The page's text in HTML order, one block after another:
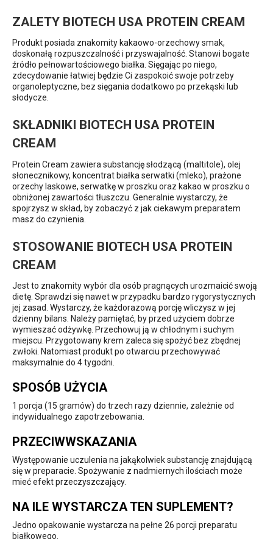
ZALETY BIOTECH USA PROTEIN CREAM
Produkt posiada znakomity kakaowo-orzechowy smak,
doskonałą rozpuszczalność i przyswajalność. Stanowi bogate
źródło pełnowartościowego białka. Sięgając po niego,
zdecydowanie łatwiej będzie Ci zaspokoić swoje potrzeby
organoleptyczne, bez sięgania dodatkowo po przekąski lub
słodycze.
SKŁADNIKI BIOTECH USA PROTEIN
CREAM
Protein Cream zawiera substancję słodzącą (maltitole), olej
słonecznikowy, koncentrat białka serwatki (mleko), prażone
orzechy laskowe, serwatkę w proszku oraz kakao w proszku o
obniżonej zawartości tłuszczu. Generalnie wystarczy, że
spojrzysz w skład, by zobaczyć z jak ciekawym preparatem
masz do czynienia.
STOSOWANIE BIOTECH USA PROTEIN
CREAM
Jest to znakomity wybór dla osób pragnących urozmaicić swoją
dietę. Sprawdzi się nawet w przypadku bardzo rygorystycznych
jej zasad. Wystarczy, że każdorazową porcję wliczysz w jej
dzienny bilans. Należy pamiętać, by przed użyciem dobrze
wymieszać odżywkę. Przechowuj ją w chłodnym i suchym
miejscu. Przygotowany krem zaleca się spożyć bez zbędnej
zwłoki. Natomiast produkt po otwarciu przechowywać
maksymalnie do 4 tygodni.
SPOSÓB UŻYCIA
1 porcja (15 gramów) do trzech razy dziennie, zależnie od
indywidualnego zapotrzebowania.
PRZECIWWSKAZANIA
Występowanie uczulenia na jakąkolwiek substancję znajdującą
się w preparacie. Spożywanie z nadmiernych ilościach może
mieć efekt przeczyszczający.
NA ILE WYSTARCZA TEN SUPLEMENT?
Jedno opakowanie wystarcza na pełne 26 porcji preparatu
białkowego.